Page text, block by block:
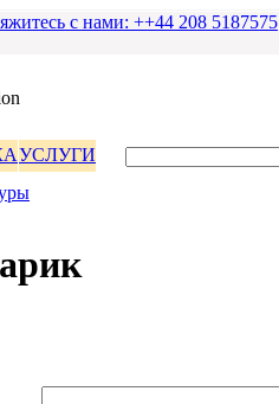
с нами: ++44 208 5187575
УСЛУГИ